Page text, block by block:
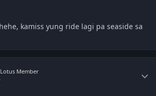
kamiss yung ride lagi pa seaside sa
Member